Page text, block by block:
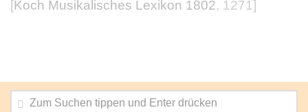
[Koch Musikalisches Lexikon 1802, 1271]